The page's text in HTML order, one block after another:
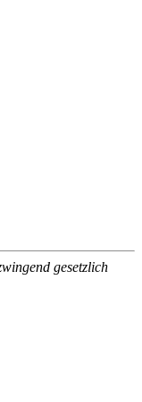
gesetzlich